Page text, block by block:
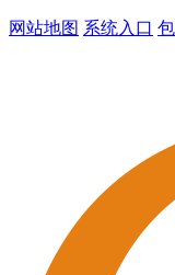
网站地图 系统入口